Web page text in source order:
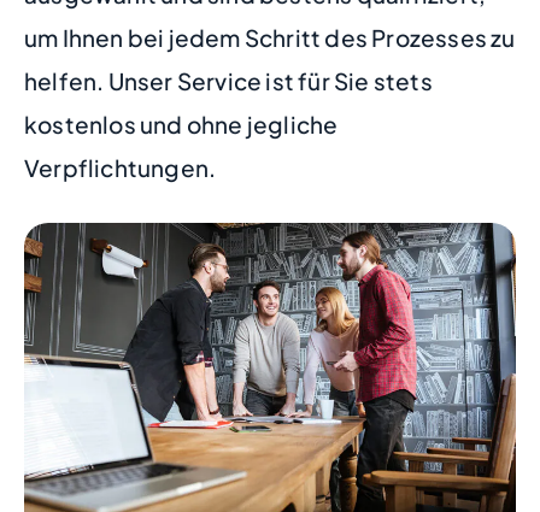
um Ihnen bei jedem Schritt des Prozesses zu
helfen. Unser Service ist für Sie stets
kostenlos und ohne jegliche
Verpflichtungen.